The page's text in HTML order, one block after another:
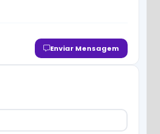
Enviar Mensagem